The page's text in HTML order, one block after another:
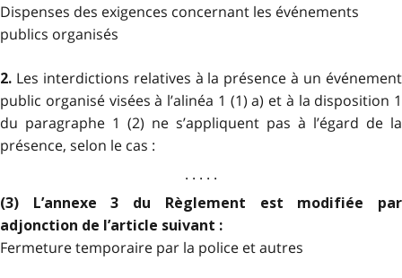
Dispenses des exigences concernant les événements
publics organisés
2. Les interdictions relatives à la présence à un événement
public organisé visées à l’alinéa 1 (1) a) et à la disposition 1
du paragraphe 1 (2) ne s’appliquent pas à l’égard de la
présence, selon le cas :
. . . . .
(3) L’annexe 3 du Règlement est modifiée par
adjonction de l’article suivant :
Fermeture temporaire par la police et autres